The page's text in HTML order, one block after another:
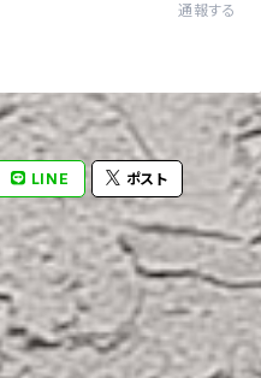
通報する
LINE ポスト